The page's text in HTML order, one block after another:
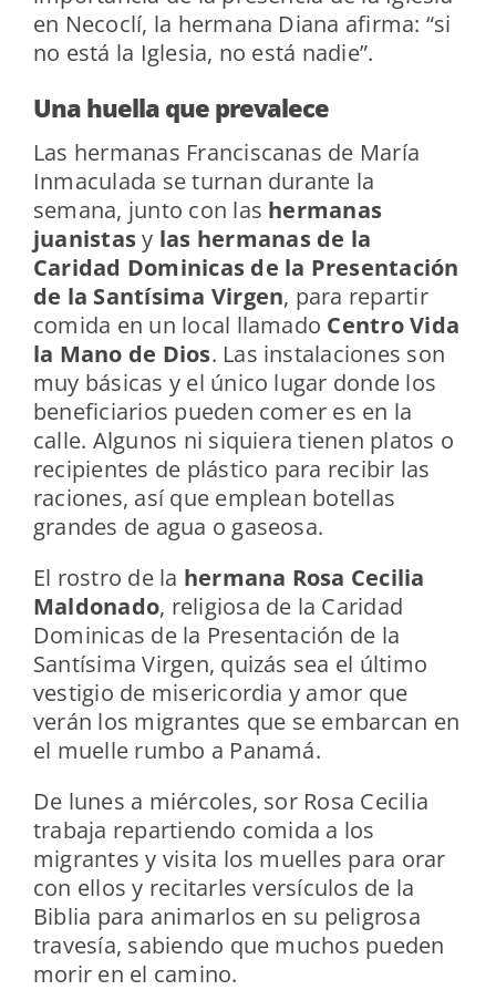
en Necoclí, la hermana Diana afirma: “si
no está la Iglesia, no está nadie”.
Una huella que prevalece
Las hermanas Franciscanas de María
Inmaculada se turnan durante la
semana, junto con las hermanas
juanistasy las hermanas de la
Caridad Dominicas de la Presentación
de la Santísima Virgen, para repartir
comida en un local llamado Centro Vida
la Mano de Dios. Las instalaciones son
muy básicas y el único lugar donde los
beneficiarios pueden comer es en la
calle. Algunos ni siquiera tienen platos o
recipientes de plástico para recibir las
raciones, así que emplean botellas
grandes de agua o gaseosa.
El rostro de la hermana Rosa Cecilia
Maldonado, religiosa de la Caridad
Dominicas de la Presentación de la
Santísima Virgen, quizás sea el último
vestigio de misericordia y amor que
verán los migrantes que se embarcan en
el muelle rumbo a Panamá.
De lunes a miércoles, sor Rosa Cecilia
trabaja repartiendo comida a los
migrantes y visita los muelles para orar
con ellos y recitarles versículos de la
Biblia para animarlos en su peligrosa
travesía, sabiendo que muchos pueden
morir en el camino.